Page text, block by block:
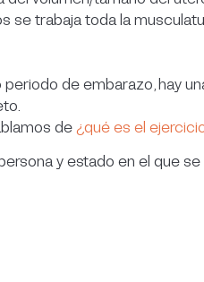
se trabaja toda la
de embarazo, hay
de ¿qué es el
y estado en el que se